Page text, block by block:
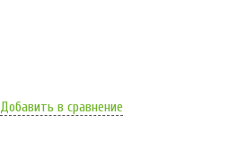
Добавить в сравнение